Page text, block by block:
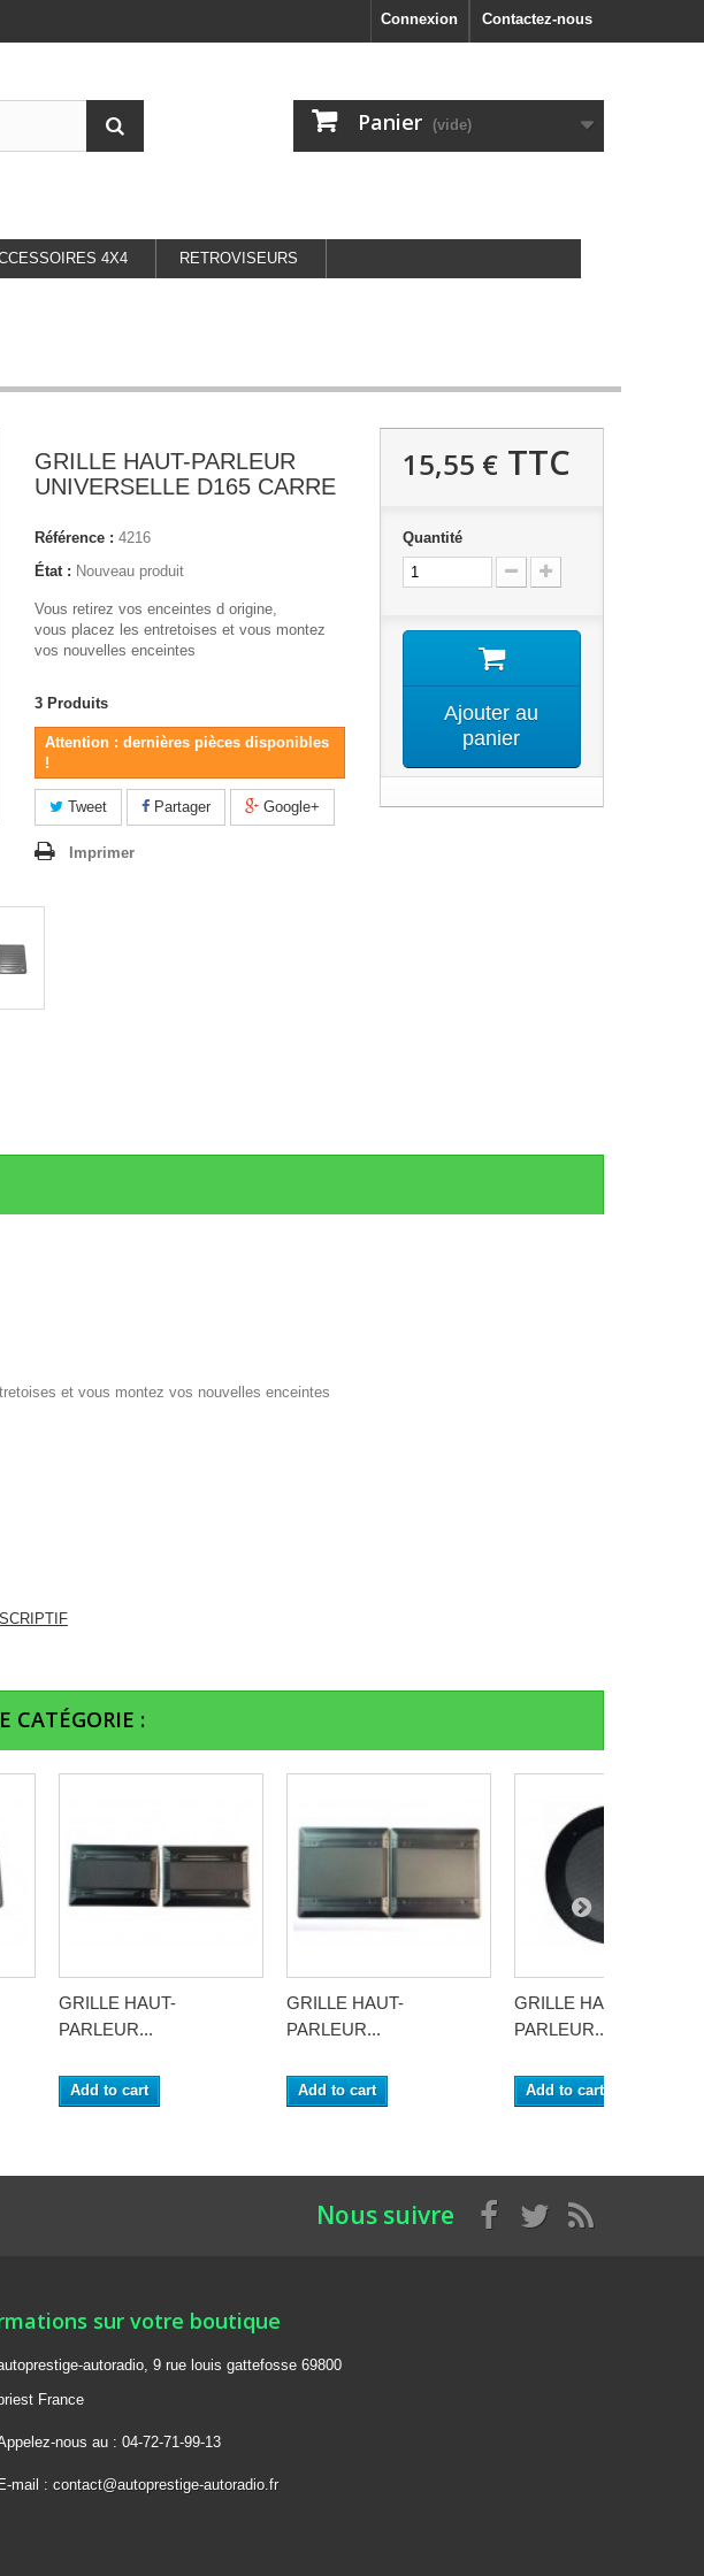
Contactez-nous
Connexion
Panier (vide)
4X4 RETROVISEURS
GRILLE HAUT-PARLEUR
UNIVERSELLE D165 CARRE
Référence : 4216
État : Nouveau produit
Vous retirez vos enceintes d origine,
vous placez les entretoises et vous montez
vos nouvelles enceintes
3 Produits
Attention : dernières pièces disponibles
!
Tweet Partager Google+
Imprimer
15,55 €TTC
Quantité
Ajouter au
panier
et vous montez vos nouvelles enceintes
CATÉGORIE :
GRILLE HAUT-
PARLEUR...
Add to cart
GRILLE HAUT-
PARLEUR...
Add to cart
GRILLE HAUT-
PARLEUR...
Add to cart
Nous suivre
sur votre boutique
autoradio, 9 rue louis gattefosse 69800
France
nous au : 04-72-71-99-13
E-mail : contact@autoprestige-autoradio.fr